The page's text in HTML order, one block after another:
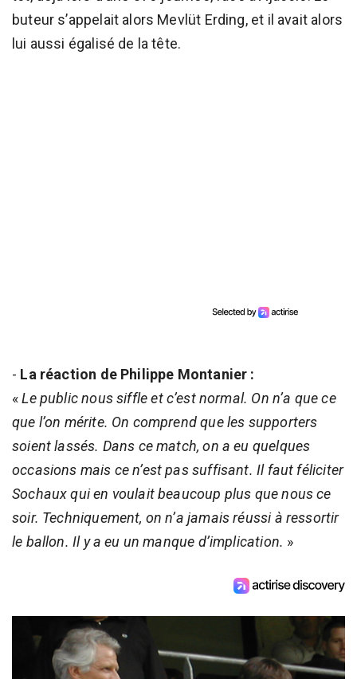
buteur s’appelait alors Mevlüt Erding, et il avait alors
lui aussi égalisé de la tête.
- La réaction de Philippe Montanier :
«Le public nous siffle et c’est normal. On n’a que ce
que l’on mérite. On comprend que les supporters
soient lassés. Dans ce match, on a eu quelques
occasions mais ce n’est pas suffisant. Il faut féliciter
Sochaux qui en voulait beaucoup plus que nous ce
soir. Techniquement, on n’a jamais réussi à ressortir
le ballon. Il y a eu un manque d’implication. »